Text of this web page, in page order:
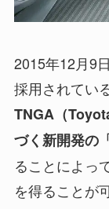
2015年12月9
採用されてい
TNGA（
づく新開発の
ることによっ
を得ることが